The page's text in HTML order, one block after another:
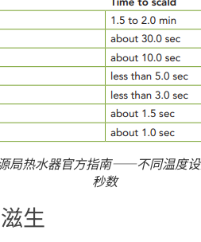
局热水器官方指南——不同温度
秒数
生